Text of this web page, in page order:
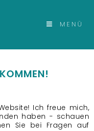
MENÜ
Ich freue mich,
haben - schauen
Sie bei Fragen auf